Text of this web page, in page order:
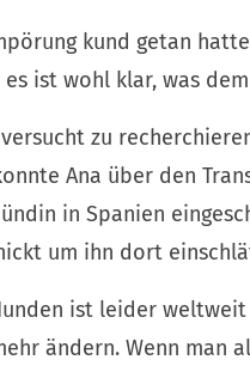
kund getan
ist wohl klar, was
versucht zu
Ana über den
in Spanien
um ihn dort
ist leider
ändern. Wenn man